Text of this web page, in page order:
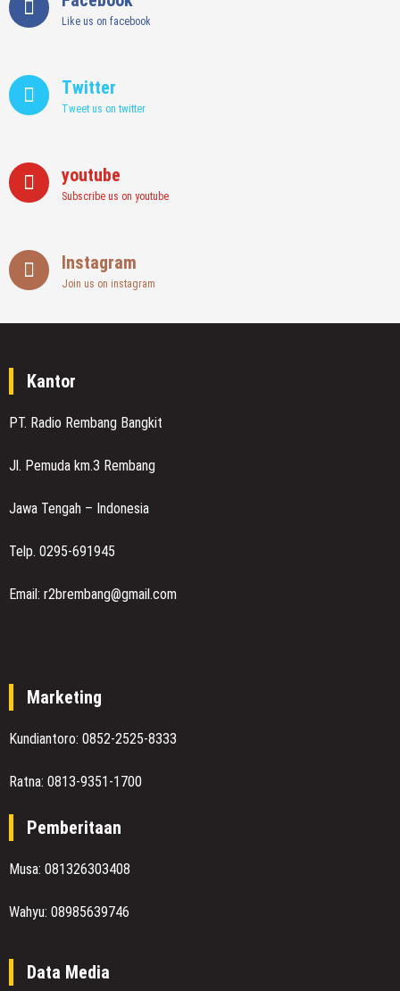
Like us on facebook
Twitter
Tweet us on twitter
youtube
Subscribe us on youtube
Instagram
Join us on instagram
Kantor
PT. Radio Rembang Bangkit
Jl. Pemuda km.3 Rembang
Jawa Tengah – Indonesia
Telp. 0295-691945
Email: r2brembang@gmail.com
Marketing
Kundiantoro: 0852-2525-8333
Ratna: 0813-9351-1700
Pemberitaan
Musa: 081326303408
Wahyu: 08985639746
Data Media